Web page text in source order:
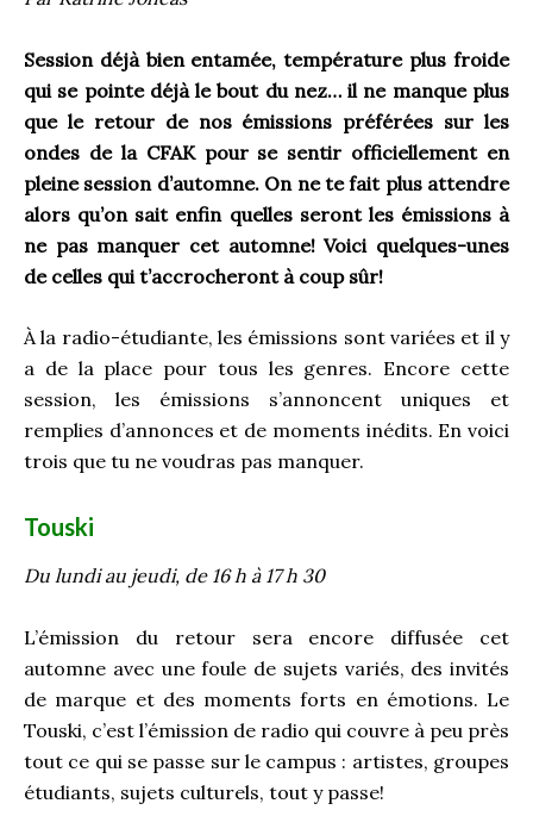
Session déjà bien entamée, température plus froide
qui se pointe déjà le bout du nez… il ne manque plus
que le retour de nos émissions préférées sur les
ondes de la CFAK pour se sentir officiellement en
pleine session d’automne. On ne te fait plus attendre
alors qu’on sait enfin quelles seront les émissions à
ne pas manquer cet automne! Voici quelques-unes
de celles qui t’accrocheront à coup sûr!
À la radio-étudiante, les émissions sont variées et il y
a de la place pour tous les genres. Encore cette
session, les émissions s’annoncent uniques et
remplies d’annonces et de moments inédits. En voici
trois que tu ne voudras pas manquer.
Touski
Du lundi au jeudi, de 16 h à 17 h 30
L’émission du retour sera encore diffusée cet
automne avec une foule de sujets variés, des invités
de marque et des moments forts en émotions. Le
Touski, c’est l’émission de radio qui couvre à peu près
tout ce qui se passe sur le campus : artistes, groupes
étudiants, sujets culturels, tout y passe!